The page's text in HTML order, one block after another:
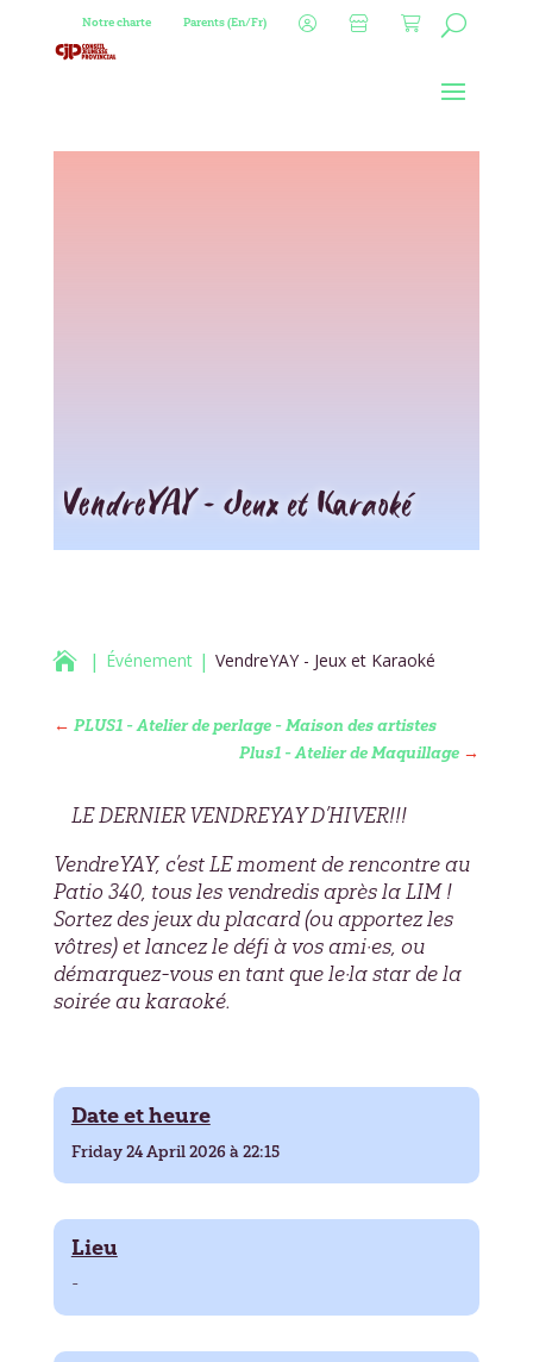
Notre charte Parents (En/Fr)
VendreYAY – Jeux et Karaoké
 Événement VendreYAY - Jeux et Karaoké
← PLUS1 - Atelier de perlage - Maison des artistes
Plus1 - Atelier de Maquillage →
LE DERNIER VENDREYAY D’HIVER!!!
VendreYAY, c’est LE moment de rencontre au
Patio 340, tous les vendredis après la LIM !
Sortez des jeux du placard (ou apportez les
vôtres) et lancez le défi à vos ami·es, ou
démarquez-vous en tant que le·la star de la
soirée au karaoké.
Date et heure
Friday 24 April 2026 à 22:15
Lieu
-